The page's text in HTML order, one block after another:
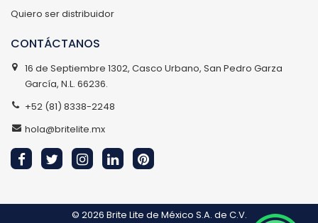
Quiero ser distribuidor
CONTÁCTANOS
16 de Septiembre 1302, Casco Urbano, San Pedro Garza
García, N.L. 66236.
+52 (81) 8338-2248
hola@britelite.mx
© 2026 Brite Lite de México S.A. de C.V.